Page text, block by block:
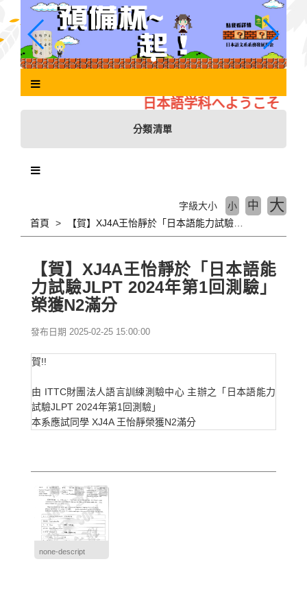
主
日本語学科へようこそ
分類清單
首頁
字級大小 小 中 大
【賀】XJ4A王怡靜於「日本語能
力試驗JLPT 2024年第1回測驗」
榮獲N2滿分
發布日期 2025-02-25 15:00:00
賀!!
由 ITTC財團法人語言訓練測驗中心 主辦之「日本語能力
試驗JLPT 2024年第1回測驗」
本系應試同學 XJ4A 王怡靜榮獲N2滿分
none-descript